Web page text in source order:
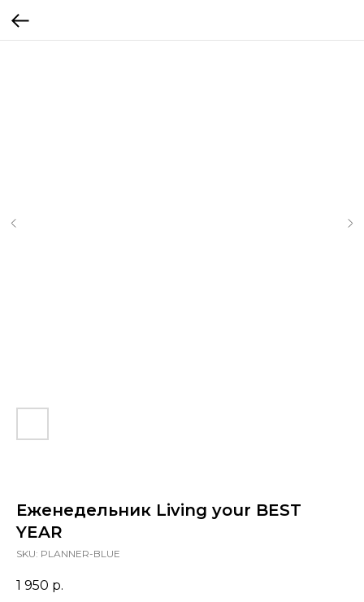
Еженедельник Living your BEST
YEAR
SKU: PLANNER-BLUE
1 950 р.